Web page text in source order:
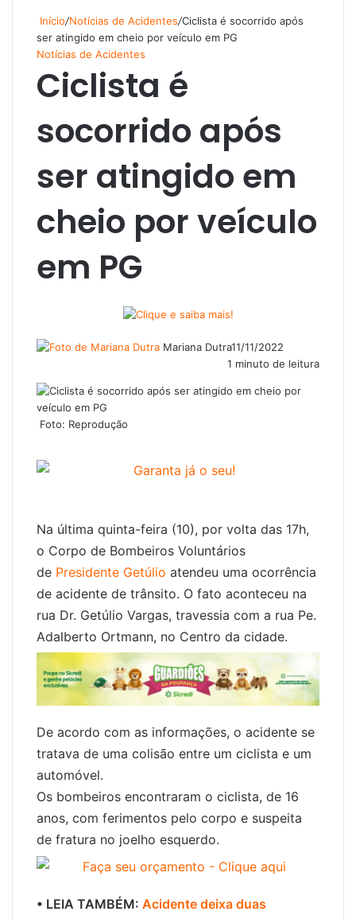
Início/Notícias de Acidentes/Ciclista é socorrido após
ser atingido em cheio por veículo em PG
Notícias de Acidentes
Ciclista é
socorrido após
ser atingido em
cheio por veículo
em PG
Mariana Dutra11/11/2022
1 minuto de leitura
Foto: Reprodução
Na última quinta-feira (10), por volta das 17h,
o Corpo de Bombeiros Voluntários
de Presidente Getúlio atendeu uma ocorrência
de acidente de trânsito. O fato aconteceu na
rua Dr. Getúlio Vargas, travessia com a rua Pe.
Adalberto Ortmann, no Centro da cidade.
De acordo com as informações, o acidente se
tratava de uma colisão entre um ciclista e um
automóvel.
Os bombeiros encontraram o ciclista, de 16
anos, com ferimentos pelo corpo e suspeita
de fratura no joelho esquerdo.
• LEIA TAMBÉM: Acidente deixa duas